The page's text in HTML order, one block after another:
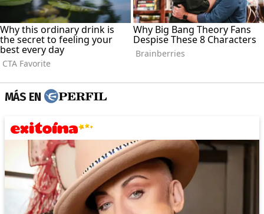
MÁS EN